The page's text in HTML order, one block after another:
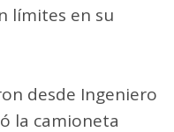
límites en su
desde Ingeniero
la camioneta